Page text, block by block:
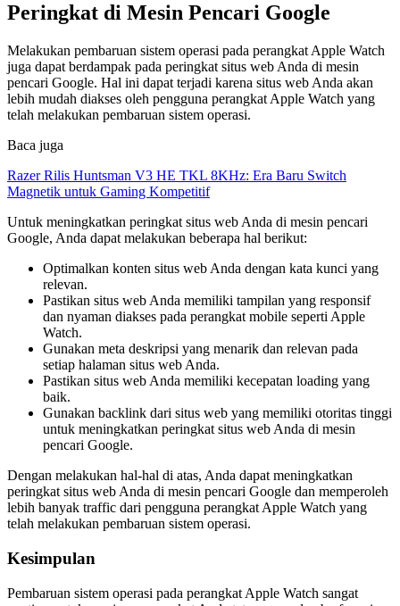
Peringkat di Mesin Pencari Google
Melakukan pembaruan sistem operasi pada perangkat Apple Watch
juga dapat berdampak pada peringkat situs web Anda di mesin
pencari Google. Hal ini dapat terjadi karena situs web Anda akan
lebih mudah diakses oleh pengguna perangkat Apple Watch yang
telah melakukan pembaruan sistem operasi.
Baca juga
Razer Rilis Huntsman V3 HE TKL 8KHz: Era Baru Switch
Magnetik untuk Gaming Kompetitif
Untuk meningkatkan peringkat situs web Anda di mesin pencari
Google, Anda dapat melakukan beberapa hal berikut:
Optimalkan konten situs web Anda dengan kata kunci yang
relevan.
Pastikan situs web Anda memiliki tampilan yang responsif
dan nyaman diakses pada perangkat mobile seperti Apple
Watch.
Gunakan meta deskripsi yang menarik dan relevan pada
setiap halaman situs web Anda.
Pastikan situs web Anda memiliki kecepatan loading yang
baik.
Gunakan backlink dari situs web yang memiliki otoritas tinggi
untuk meningkatkan peringkat situs web Anda di mesin
pencari Google.
Dengan melakukan hal-hal di atas, Anda dapat meningkatkan
peringkat situs web Anda di mesin pencari Google dan memperoleh
lebih banyak traffic dari pengguna perangkat Apple Watch yang
telah melakukan pembaruan sistem operasi.
Kesimpulan
Pembaruan sistem operasi pada perangkat Apple Watch sangat